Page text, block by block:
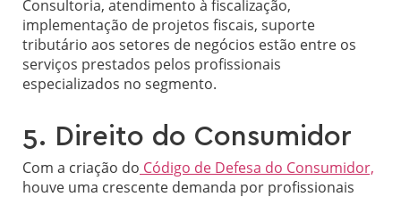
Consultoria, atendimento à fiscalização,
implementação de projetos fiscais, suporte
tributário aos setores de negócios estão entre os
serviços prestados pelos profissionais
especializados no segmento.
5. Direito do Consumidor
Com a criação do Código de Defesa do Consumidor,
houve uma crescente demanda por profissionais